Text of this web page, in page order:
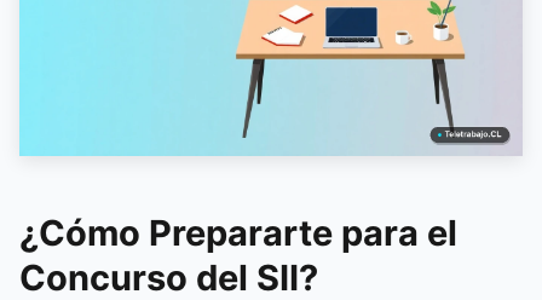
¿Cómo Prepararte para el
Concurso del SII?